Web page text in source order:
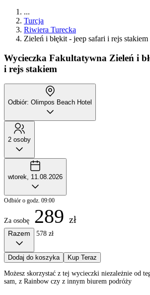
...
Turcja
Riwiera Turecka
Zieleń i błękit - jeep safari i rejs stakiem
Wycieczka Fakultatywna Zieleń i
i rejs stakiem
Odbiór: Olimpos Beach Hotel
2 osoby
wtorek, 11.08.2026
Odbiór o godz. 09:00
Za osobę 289 zł
Razem 578 zł
Dodaj do koszyka Kup Teraz
Możesz skorzystać z tej wycieczki niezależnie od
sam, z Rainbow czy z innym biurem podróży